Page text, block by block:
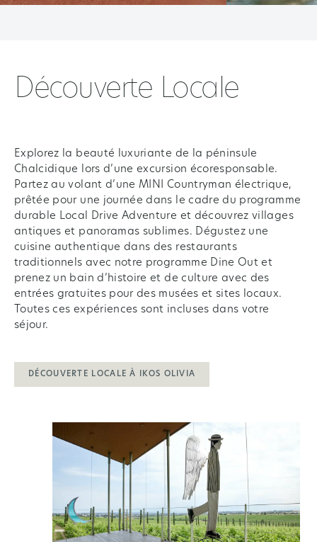
Découverte Locale
Explorez la beauté luxuriante de la péninsule
Chalcidique lors d’une excursion écoresponsable.
Partez au volant d’une MINI Countryman électrique,
prêtée pour une journée dans le cadre du programme
durable Local Drive Adventure et découvrez villages
antiques et panoramas sublimes. Dégustez une
cuisine authentique dans des restaurants
traditionnels avec notre programme Dine Out et
prenez un bain d’histoire et de culture avec des
entrées gratuites pour des musées et sites locaux.
Toutes ces expériences sont incluses dans votre
séjour.
DÉCOUVERTE LOCALE À IKOS OLIVIA